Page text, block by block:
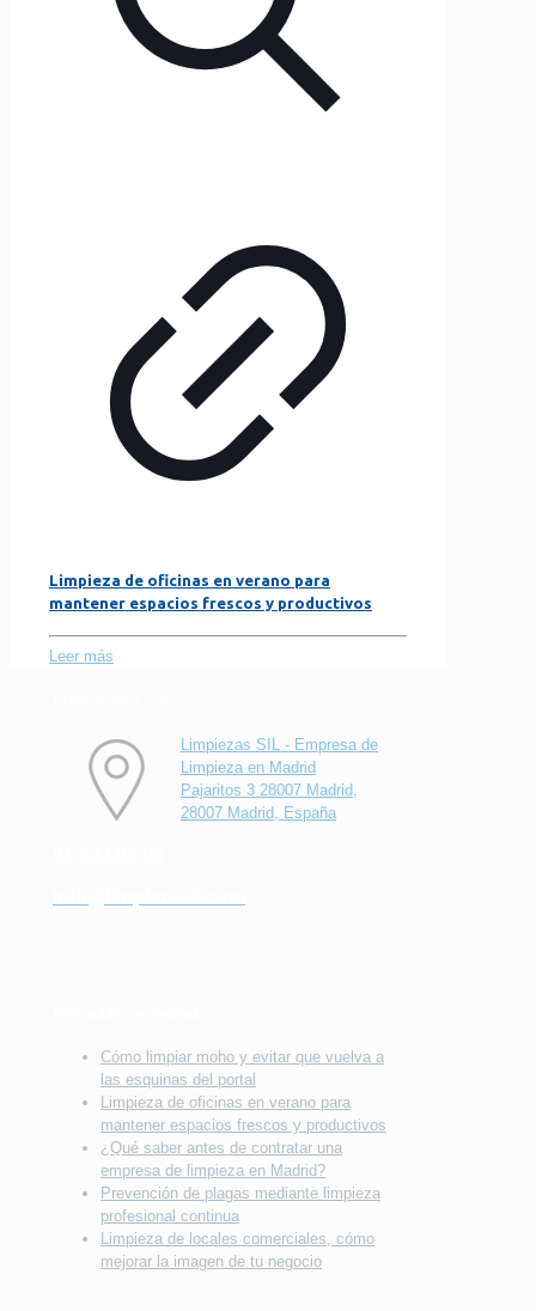
Limpieza de oficinas en verano para
mantener espacios frescos y productivos
Leer más
Limpiezas SIL - Empresa de
Limpieza en Madrid
Pajaritos 3 28007 Madrid,
28007 Madrid, España
Cómo limpiar moho y evitar que vuelva a
las esquinas del portal
Limpieza de oficinas en verano para
mantener espacios frescos y productivos
¿Qué saber antes de contratar una
empresa de limpieza en Madrid?
Prevención de plagas mediante limpieza
profesional continua
Limpieza de locales comerciales, cómo
mejorar la imagen de tu negocio